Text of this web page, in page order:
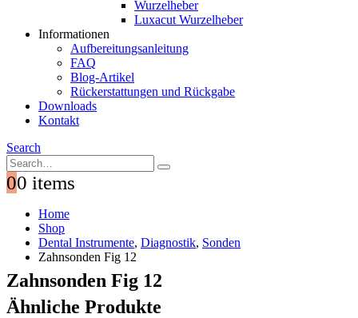
Wurzelheber
Luxacut Wurzelheber
Informationen
Aufbereitungsanleitung
FAQ
Blog-Artikel
Rückerstattungen und Rückgabe
Downloads
Kontakt
Search
00 items
Home
Shop
Dental Instrumente, Diagnostik, Sonden
Zahnsonden Fig 12
Zahnsonden Fig 12
Ähnliche Produkte